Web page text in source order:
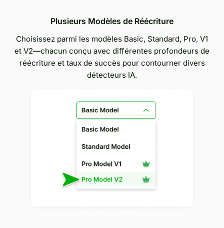
Plusieurs Modèles de Réécriture
Choisissez parmi les modèles Basic, Standard, Pro, V1
et V2—chacun conçu avec différentes profondeurs de
réécriture et taux de succès pour contourner divers
détecteurs IA.